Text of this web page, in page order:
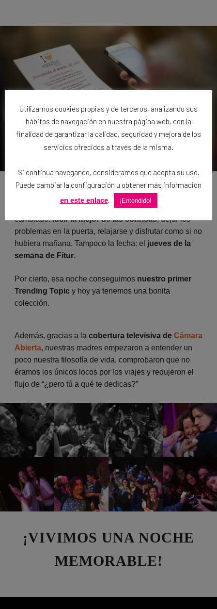
Desde entonces, los requisitos de entrada no han
cambiado:lucir la mejor de las sonrisas, dejar los
problemas en la puerta, relajarse y disfrutar como si no
hubiera mañana. Tampoco la fecha: el jueves de la
semana de Fitur.
Por cierto, esa noche conseguimos nuestro primer
Trending Topic y hoy ya tenemos una bonita
colección.
Además, gracias a la cobertura televisiva de Cámara
Abierta, nuestras madres empezaron a entender un
poco nuestra filosofía de vida, comprobaron que no
éramos los únicos locos por los viajes y redujeron el
flujo de “¿pero tú a qué te dedicas?”
¡VIVIMOS UNA NOCHE
MEMORABLE!
Utilizamos cookies propias y de terceros, analizando sus
hábitos de navegación en nuestra página web, con la
finalidad de garantizar la calidad, seguridad y mejora de los
servicios ofrecidos a través de la misma.
Si continua navegando, consideramos que acepta su uso.
Puede cambiar la configuración u obtener más información
en este enlace. ¡Entendido!